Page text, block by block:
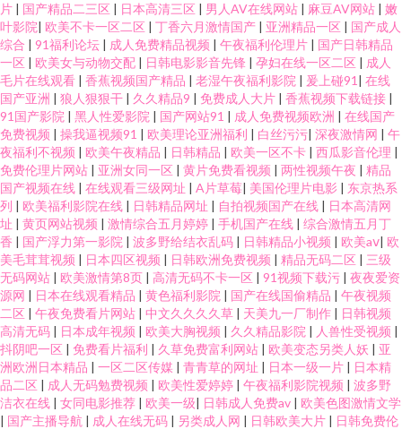
片 | 国产精品二三区 | 日本高清三区 | 男人AV在线网站 | 麻豆AV网站 | 嫩
叶影院| 欧美不卡一区二区 | 丁香六月激情国产 | 亚洲精品一区 | 国产成人
综合 | 91福利论坛 | 成人免费精品视频 | 午夜福利伦理片 | 国产日韩精品
一区 | 欧美女与动物交配 | 日韩电影影音先锋 | 孕妇在线一区二区 | 成人
毛片在线观看 | 香蕉视频国产精品 | 老湿午夜福利影院 | 爰上碰91 | 在线
国产亚洲 | 狼人狠狠干 | 久久精品9 | 免费成人大片 | 香蕉视频下载链接 |
91国产影院 | 黑人性爱影院 | 国产网站91 | 成人免费视频欧洲 | 在线国产
免费视频 | 操我逼视频91 | 欧美理论亚洲福利 | 白丝污污| 深夜激情网 | 午
夜福利不视频 | 欧美午夜精品 | 日韩精品 | 欧美一区不卡 | 西瓜影音伦理 |
免费伦理片网站 | 亚洲女同一区 | 黄片免费看视频 | 两性视频午夜 | 精品
国产视频在线 | 在线观看三级网址 | A片草莓| 美国伦理片电影 | 东京热系
列 | 欧美福利影院在线 | 日韩精品网址 | 自拍视频国产在线 | 日本高清网
址 | 黄页网站视频 | 激情综合五月婷婷 | 手机国产在线 | 综合激情五月丁
香 | 国产浮力第一影院 | 波多野给结衣乱码 | 日韩精品小视频 | 欧美aⅴ| 欧
美毛茸茸视频 | 日本四区视频 | 日韩欧洲免费视频 | 精品无码二区 | 三级
无码网站 | 欧美激情第8页 | 高清无码不卡一区 | 91视频下载污 | 夜夜爱资
源网 | 日本在线观看精品 | 黄色福利影院 | 国产在线国偷精品 | 午夜视频
二区 | 午夜免费看片网站 | 中文久久久久草 | 天美九一厂制作 | 日韩视频
高清无码 | 日本成年视频 | 欧美大胸视频 | 久久精品影院 | 人兽性受视频 |
抖阴吧一区 | 免费看片福利 | 久草免费富利网站 | 欧美变态另类人妖 | 亚
洲欧洲日本精品 | 一区二区传媒 | 青青草的网址 | 日本一级一片 | 日本精
品二区 | 成人无码勉费视频 | 欧美性爱婷婷 | 午夜福利影院视频 | 波多野
洁衣在线 | 女同电影推荐 | 欧美一级| 日韩成人免费av | 欧美色图激情文学
| 国产主播导航 | 成人在线无码 | 另类成人网 | 日韩欧美大片 | 日韩免费伦